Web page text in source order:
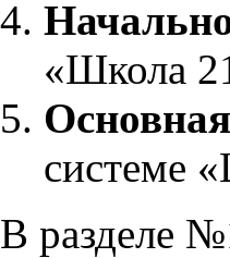
«Школа
системе
В разделе